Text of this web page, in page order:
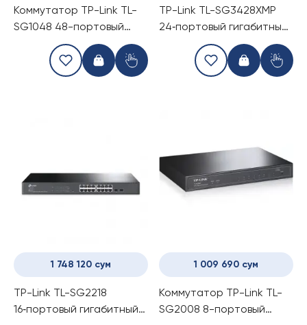
Коммутатор TP-Link TL-
SG1048 48-портовый
TP-Link TL-SG3428XMP
24‑портовый гигабитный
управляемый PoE
коммутатор (Switch)
1 748 120 сум
TP-Link TL-SG2218
16‑портовый гигабитный
1 009 690 сум
Коммутатор TP-Link TL-
SG2008 8-портовый